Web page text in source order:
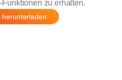
zu erhalten.
herunterladen